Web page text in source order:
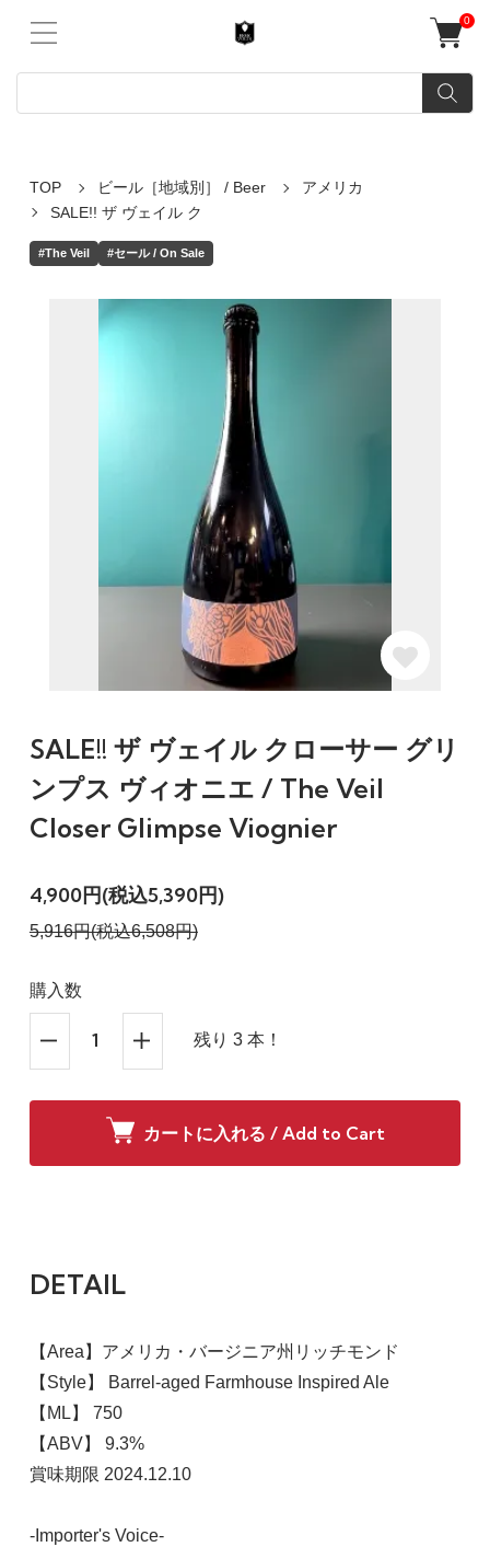
0
TOP ビール［地域別］ / Beer
アメリカ
SALE!! ザ ヴェイル ク
#The Veil #セール / On Sale
SALE!! ザ ヴェイル クローサー グリ
ンプス ヴィオニエ / The Veil
Closer Glimpse Viognier
4,900円(税込5,390円)
5,916円(税込6,508円)
購入数
残り 3 本！
カートに入れる / Add to Cart
DETAIL
【Area】アメリカ・バージニア州リッチモンド
【Style】 Barrel-aged Farmhouse Inspired Ale
【ML】 750
【ABV】 9.3%
賞味期限 2024.12.10
-Importer's Voice-